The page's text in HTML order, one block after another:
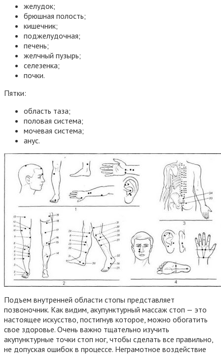
желудок;
брюшная полость;
кишечник;
поджелудочная;
печень;
желчный пузырь;
селезенка;
почки.
Пятки:
область таза;
половая система;
мочевая система;
анус.
Подъем внутренней области стопы представляет
позвоночник. Как видим, акупунктурный массаж стоп — это
настоящее искусство, постигнув которое, можно обогатить
свое здоровье. Очень важно тщательно изучить
акупунктурные точки стоп ног, чтобы сделать все правильно,
не допуская ошибок в процессе. Неграмотное воздействие